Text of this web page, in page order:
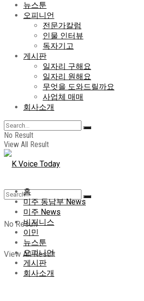
뉴스툰
오피니언
전문가칼럼
인물 인터뷰
독자기고
게시판
일자리 구해요
일자리 원해요
무엇을 도와드릴까요
사업체 매매
회사소개
No Result
View All Result
No Result
View All Result
홈
미주 동남부 News
미주 News
비지니스
이민
뉴스툰
오피니언
게시판
회사소개